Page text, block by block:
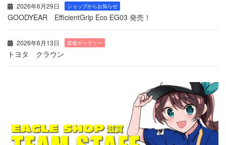
2026年6月29日 ショップからお知らせ
GOODYEAR EfficientGrip Eco EG03 発売！
2026年6月13日 装着ギャラリー
トヨタ クラウン